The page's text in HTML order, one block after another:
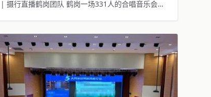
| 摄行直播鹤岗团队 鹤岗一场331人的合唱音乐会活